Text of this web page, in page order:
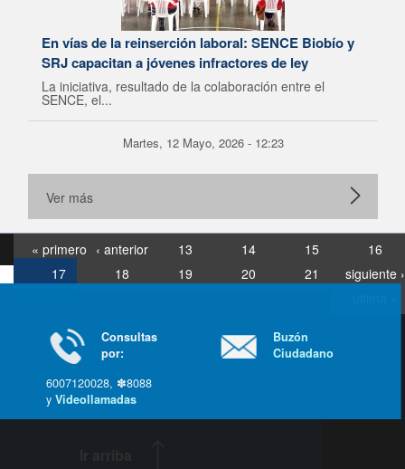
En vías de la reinserción laboral: SENCE Biobío y
SRJ capacitan a jóvenes infractores de ley
La iniciativa, resultado de la colaboración entre el
SENCE, el...
Martes, 12 Mayo, 2026 - 12:23
Ver más
« primero ‹ anterior 13 14 15
16
17
18 19 20 21
siguiente ›
Consultas
por:
6007120028, ✽8088
yVideollamadas
Buzón
Ciudadano